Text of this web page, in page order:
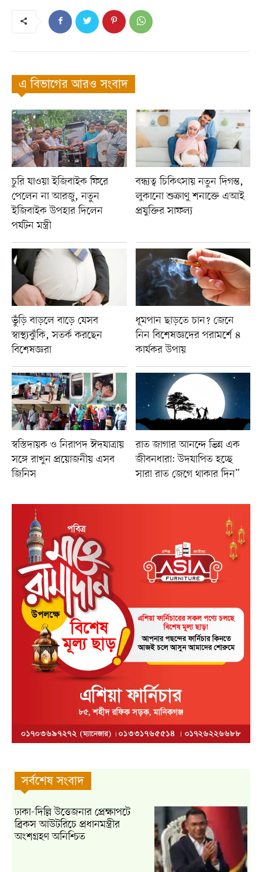
এ বিভাগের আরও সংবাদ
চুরি যাওয়া ইজিবাইক ফিরে
পেলেন না আরজু, নতুন
ইজিবাইক উপহার দিলেন
পর্যটন মন্ত্রী
বন্ধ্যত্ব চিকিৎসায় নতুন দিগন্ত,
লুকানো শুক্রাণু শনাক্তে এআই
প্রযুক্তির সাফল্য
ভুঁড়ি বাড়লে বাড়ে যেসব
স্বাস্থ্যঝুঁকি, সতর্ক করছেন
বিশেষজ্ঞরা
ধূমপান ছাড়তে চান? জেনে
নিন বিশেষজ্ঞদের পরামর্শে ৪
কার্যকর উপায়
স্বস্তিদায়ক ও নিরাপদ ঈদযাত্রায়
সঙ্গে রাখুন প্রয়োজনীয় এসব
জিনিস
রাত জাগার আনন্দে ভিন্ন এক
জীবনধারা: উদযাপিত হচ্ছে
সারা রাত জেগে থাকার দিন”
সর্বশেষ সংবাদ
ঢাকা-দিল্লি উত্তেজনার প্রেক্ষাপটে
ব্রিকস আউটরিচে প্রধানমন্ত্রীর
অংশগ্রহণ অনিশ্চিত